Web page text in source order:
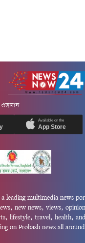
ওসমান
Available on the
App Store
leading multimedia news
new news, views,
lifestyle, travel, health,
on Probash news all